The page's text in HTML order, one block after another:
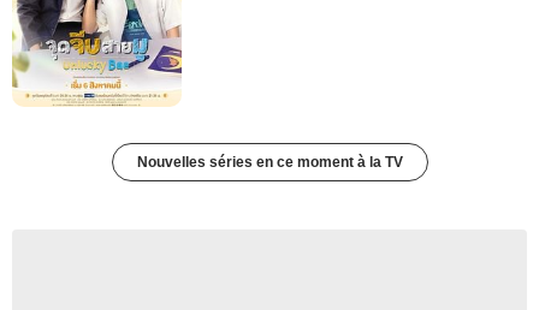
Nouvelles séries en ce moment à la TV